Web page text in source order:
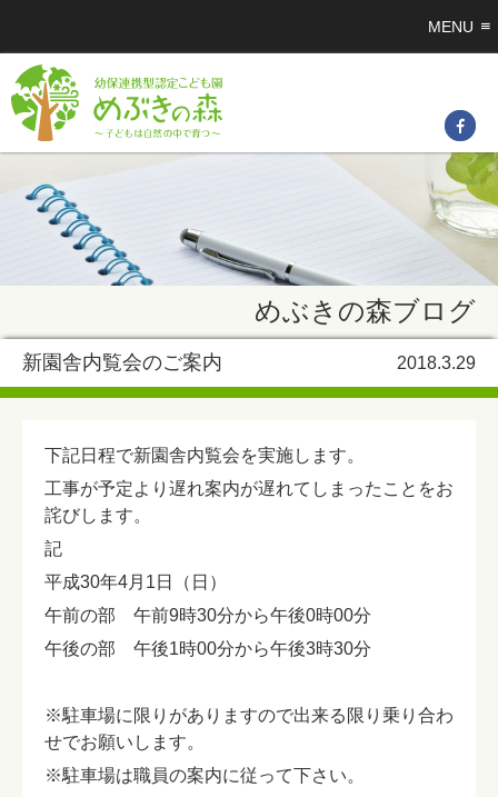
MENU
めぶきの森ブログ
新園舎内覧会のご案内 2018.3.29
下記日程で新園舎内覧会を実施します。
工事が予定より遅れ案内が遅れてしまったことをお
詫びします。
記
平成30年4月1日（日）
午前の部 午前9時30分から午後0時00分
午後の部 午後1時00分から午後3時30分
※駐車場に限りがありますので出来る限り乗り合わ
せでお願いします。
※駐車場は職員の案内に従って下さい。